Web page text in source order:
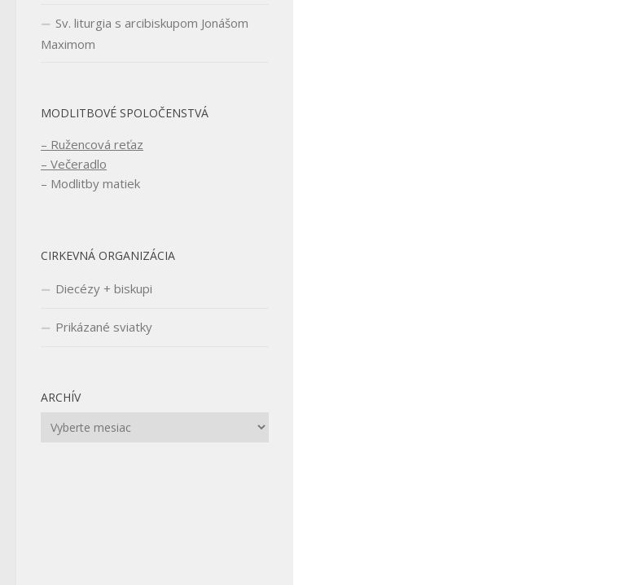
Sv. liturgia s arcibiskupom Jonášom
Maximom
MODLITBOVÉ SPOLOČENSTVÁ
– Ružencová reťaz
– Večeradlo
– Modlitby matiek
CIRKEVNÁ ORGANIZÁCIA
Diecézy + biskupi
Prikázané sviatky
ARCHÍV
Archív